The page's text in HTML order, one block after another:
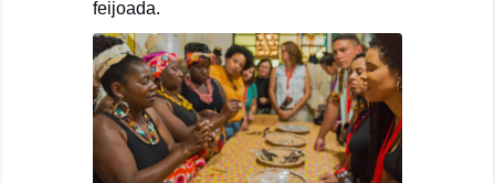
feijoada.